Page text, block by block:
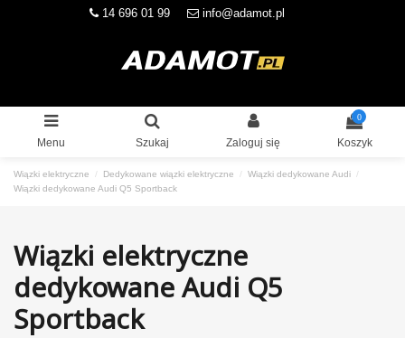
14 696 01 99 info@adamot.pl
Menu Szukaj Zaloguj się
0
Koszyk
Wiązki elektryczne Dedykowane wiązki elektryczne
Wiązki dedykowane Audi
Wiązki dedykowane Audi Q5 Sportback
Wiązki elektryczne
dedykowane Audi Q5
Sportback